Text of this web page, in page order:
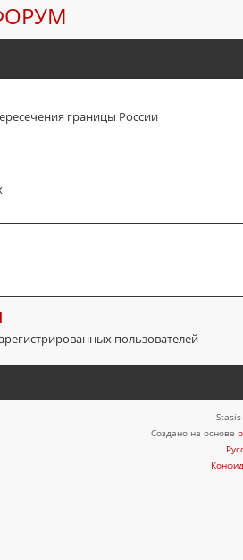
границы России
пользователей
Создано на основе